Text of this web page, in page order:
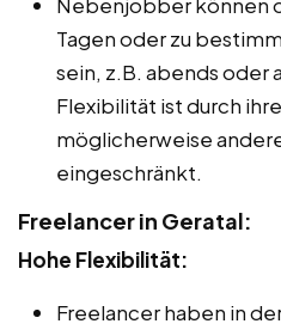
Tagen oder zu
sein, z.B. abends oder
Flexibilität ist durch
möglicherweise
eingeschränkt.
Freelancer in Geratal:
Hohe Flexibilität:
Freelancer haben in